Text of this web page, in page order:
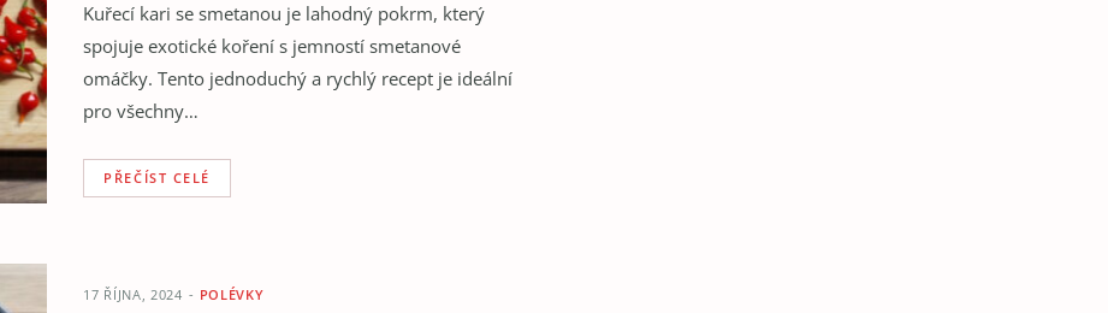
Kuřecí kari se smetanou je lahodný pokrm, který
spojuje exotické koření s jemností smetanové
omáčky. Tento jednoduchý a rychlý recept je ideální
pro všechny…
PŘEČÍST CELÉ
17 ŘÍJNA, 2024 POLÉVKY